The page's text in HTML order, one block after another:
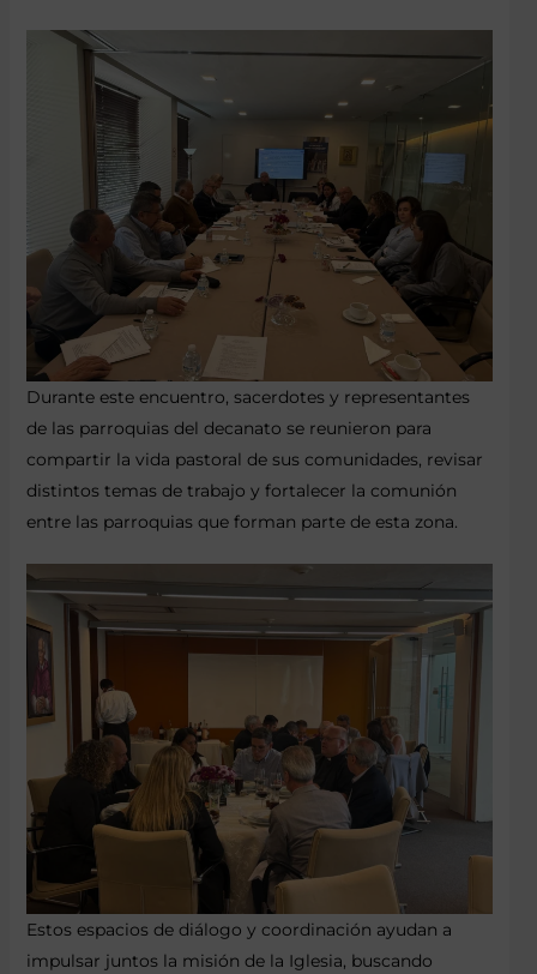
Durante este encuentro, sacerdotes y representantes
de las parroquias del decanato se reunieron para
compartir la vida pastoral de sus comunidades, revisar
distintos temas de trabajo y fortalecer la comunión
entre las parroquias que forman parte de esta zona.
Estos espacios de diálogo y coordinación ayudan a
impulsar juntos la misión de la Iglesia, buscando